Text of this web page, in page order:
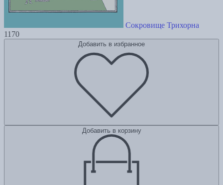
Сокровище Трихорна
1170
Добавить в избранное
Добавить в корзину